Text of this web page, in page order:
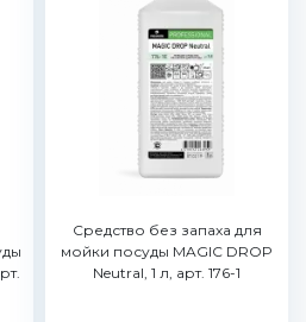
Средство без запаха для
мойки посуды MAGIC DROP
Neutral, 1 л, арт. 176-1